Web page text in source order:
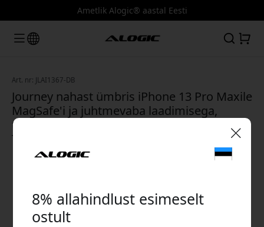
Ametlik Alogic® aastal Eesti
Art. nr: JLAI1367-DB
Journey nahast ümbris iPhone 13 Pro Maxile
MagSafe'i ja juhtmevaba laadimisega,
täisnahast Euroopa nahast - Tume pruun
Tume pruun
8% allahindlust esimeselt
ostult
🎉 Sinu sooduskood: